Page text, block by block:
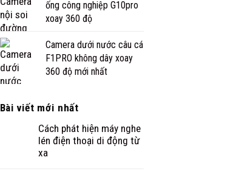
ống công nghiệp G10pro
xoay 360 độ
Camera dưới nước câu cá
F1PRO không dây xoay
360 độ mới nhất
Bài viết mới nhất
Cách phát hiện máy nghe
lén điện thoại di động từ
xa